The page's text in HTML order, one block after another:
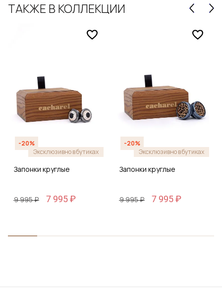
ТАКЖЕ В КОЛЛЕКЦИИ
-20%
Эксклюзивно в бутиках
Запонки круглые
9 995 ₽ 7 995 ₽
-20%
Эксклюзивно в бутиках
Запонки круглые
9 995 ₽ 7 995 ₽